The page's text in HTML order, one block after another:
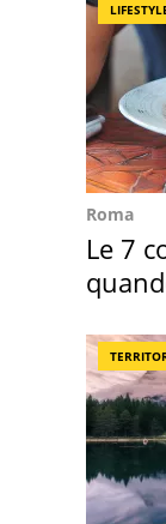
Roma
Le 7